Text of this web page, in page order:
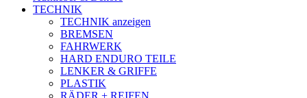
TECHNIK
TECHNIK anzeigen
BREMSEN
FAHRWERK
HARD ENDURO TEILE
LENKER & GRIFFE
PLASTIK
RÄDER + REIFEN